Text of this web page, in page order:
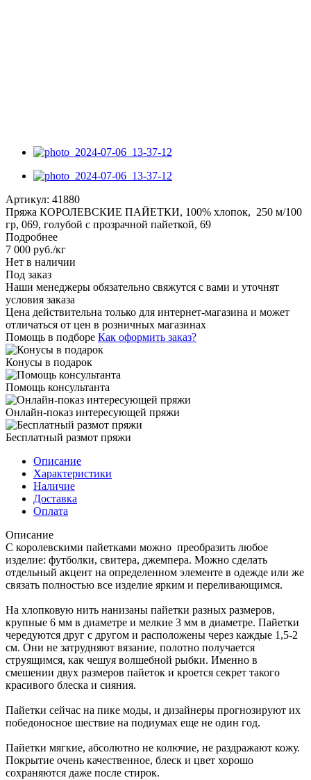
Артикул: 41880
Пряжа КОРОЛЕВСКИЕ ПАЙЕТКИ, 100% хлопок, 250 м/100
гр, 069, голубой с прозрачной пайеткой, 69
Подробнее
7 000 руб./кг
Нет в наличии
Под заказ
Наши менеджеры обязательно свяжутся с вами и уточнят
условия заказа
Цена действительна только для интернет-магазина и может
отличаться от цен в розничных магазинах
Помощь в подборе Как оформить заказ?
Конусы в подарок
Помощь консультанта
Онлайн-показ интересующей пряжи
Бесплатный размот пряжи
Описание
Характеристики
Наличие
Доставка
Оплата
Описание
С королевскими пайетками можно преобразить любое
изделие: футболки, свитера, джемпера. Можно сделать
отдельный акцент на определенном элементе в одежде или же
связать полностью все изделие ярким и переливающимся.
На хлопковую нить нанизаны пайетки разных размеров,
крупные 6 мм в диаметре и мелкие 3 мм в диаметре. Пайетки
чередуются друг с другом и расположены через каждые 1,5-2
см. Они не затрудняют вязание, полотно получается
струящимся, как чешуя волшебной рыбки. Именно в
смешении двух размеров пайеток и кроется секрет такого
красивого блеска и сияния.
Пайетки сейчас на пике моды, и дизайнеры прогнозируют их
победоносное шествие на подиумах еще не один год.
Пайетки мягкие, абсолютно не колючие, не раздражают кожу.
Покрытие очень качественное, блеск и цвет хорошо
сохраняются даже после стирок.